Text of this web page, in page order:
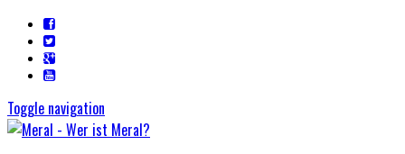
Toggle navigation